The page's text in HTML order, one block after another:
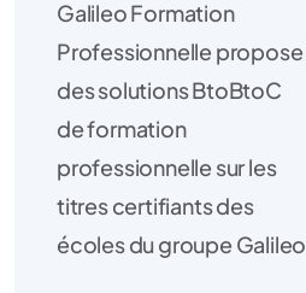
Galileo Formation
Professionnelle propose
des solutions BtoBtoC
de formation
professionnelle sur les
titres certifiants des
écoles du groupe Galileo